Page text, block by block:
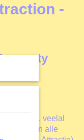
-
, veelal
van alle